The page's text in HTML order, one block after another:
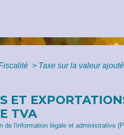
> Taxe sur la valeur
ET
TVA
de l'information légale et administrative